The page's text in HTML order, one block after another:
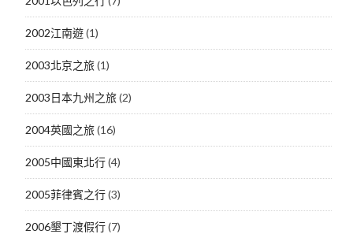
2002江南遊(1)
2003北京之旅(1)
2003日本九州之旅(2)
2004英國之旅(16)
2005中國東北行(4)
2005菲律賓之行(3)
2006墾丁渡假行(7)